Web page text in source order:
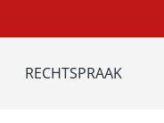
RECHTSPRAAK